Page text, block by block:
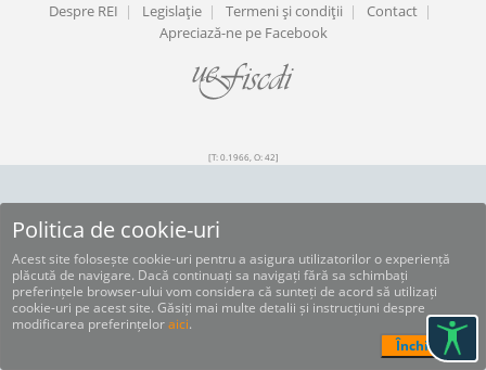
Despre REI | Legislaţie | Termeni şi condiţii | Contact |
Apreciază-ne pe Facebook
[T: 0.1966, O: 42]
Politica de cookie-uri
Acest site folosește cookie-uri pentru a asigura utilizatorilor o experiență
plăcută de navigare. Dacă continuați sa navigați fără sa schimbați
preferințele browser-ului vom considera că sunteți de acord să utilizați
cookie-uri pe acest site. Găsiți mai multe detalii și instrucțiuni despre
modificarea preferințeloraici.